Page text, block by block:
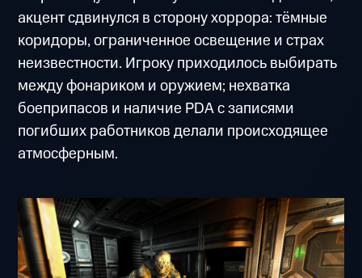
акцент сдвинулся в сторону хоррора: тёмные
коридоры, ограниченное освещение и страх
неизвестности. Игроку приходилось выбирать
между фонариком и оружием; нехватка
боеприпасов и наличие PDA с записями
погибших работников делали происходящее
атмосферным.